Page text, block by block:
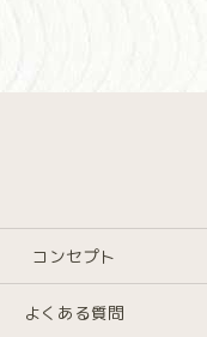
コンセプト
よくある質問